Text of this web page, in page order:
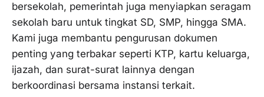
bersekolah, pemerintah juga menyiapkan seragam
sekolah baru untuk tingkat SD, SMP, hingga SMA.
Kami juga membantu pengurusan dokumen
penting yang terbakar seperti KTP, kartu keluarga,
ijazah, dan surat-surat lainnya dengan
berkoordinasi bersama instansi terkait.